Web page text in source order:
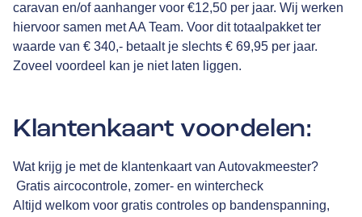
caravan en/of aanhanger voor €12,50 per jaar. Wij werken
hiervoor samen metAA Team. Voor dit totaalpakket ter
waarde van € 340,- betaalt je slechts € 69,95 per jaar.
Zoveel voordeel kan je niet laten liggen.
Klantenkaart voordelen:
Wat krijg je met de klantenkaart van Autovakmeester?
Gratis aircocontrole, zomer- en wintercheck
Altijd welkom voor gratis controles op bandenspanning,